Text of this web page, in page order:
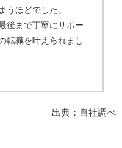
うほどでした。
後まで丁寧にサポー
転職を叶えられまし
出典：自社調べ